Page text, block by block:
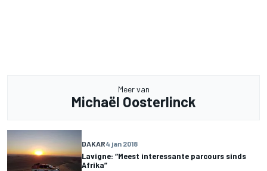
Meer van
Michaël Oosterlinck
DAKAR4 jan 2018
Lavigne: “Meest interessante parcours sinds
Afrika”